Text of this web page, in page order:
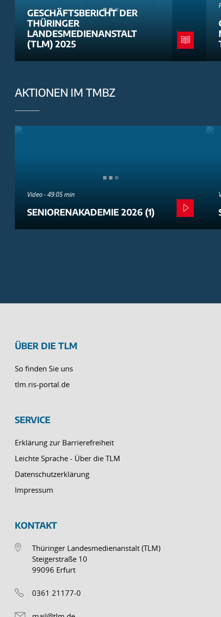
GESCHÄFTSBERICHT DER
THÜRINGER
LANDESMEDIENANSTALT
(TLM) 2025
AKTIONEN IM TMBZ
Video - 49:05 min
SENIORENAKADEMIE 2026 (1)
ÜBER DIE TLM
So finden Sie uns
tlm.ris-portal.de
SERVICE
Erklärung zur Barrierefreiheit
Leichte Sprache - Über die TLM
Datenschutzerklärung
Impressum
KONTAKT
Thüringer Landesmedienanstalt (TLM)
Steigerstraße 10
99096 Erfurt
0361 21177-0